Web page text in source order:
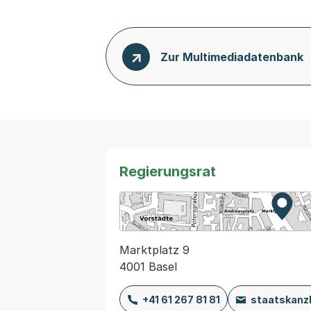
Zur Multimediadatenbank
Regierungsrat
Zur
Marktplatz 9
4001 Basel
+41 61 267 81 81